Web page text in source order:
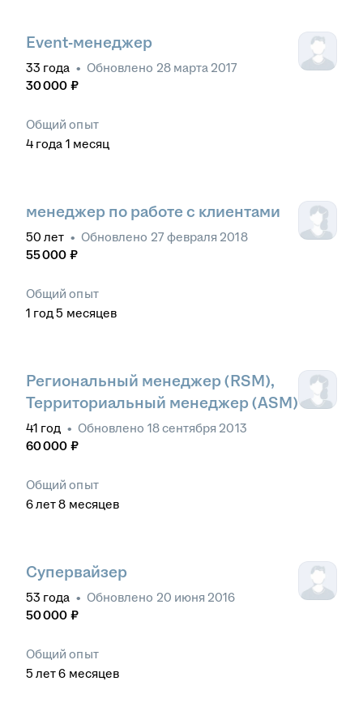
Event-менеджер
33 года • Обновлено 28 марта 2017
30 000 ₽
Общий опыт
4 года 1 месяц
менеджер по работе с клиентами
50 лет • Обновлено 27 февраля 2018
55 000 ₽
Общий опыт
1 год 5 месяцев
Региональный менеджер (RSM),
Территориальный менеджер (ASM)
41 год • Обновлено 18 сентября 2013
60 000 ₽
Общий опыт
6лет 8 месяцев
Супервайзер
53 года • Обновлено 20 июня 2016
50 000 ₽
Общий опыт
5 лет 6 месяцев